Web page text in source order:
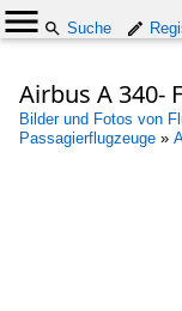
Suche
Airbus A 340-
Bilder und Fotos von
Passagierflugzeuge »